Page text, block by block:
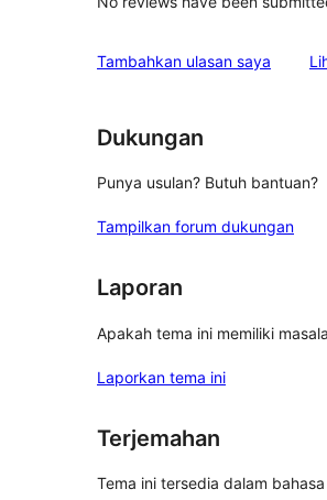
Tambahkan ulasan saya
Dukungan
Punya usulan? Butuh bantuan?
Tampilkan forum dukungan
Laporan
Apakah tema ini memiliki
Laporkan tema ini
Terjemahan
Tema ini tersedia dalam